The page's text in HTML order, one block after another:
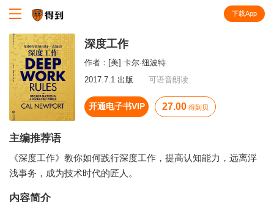
下载App
深度工作
作者： [美] 卡尔·纽波特
2017.7.1 出版
可语音朗读
开通电子书VIP 27.00 得到贝
主编推荐语
《深度工作》教你如何践行深度工作，提高认知能力，远离浮
浅事务，成为技术时代的匠人。
内容简介